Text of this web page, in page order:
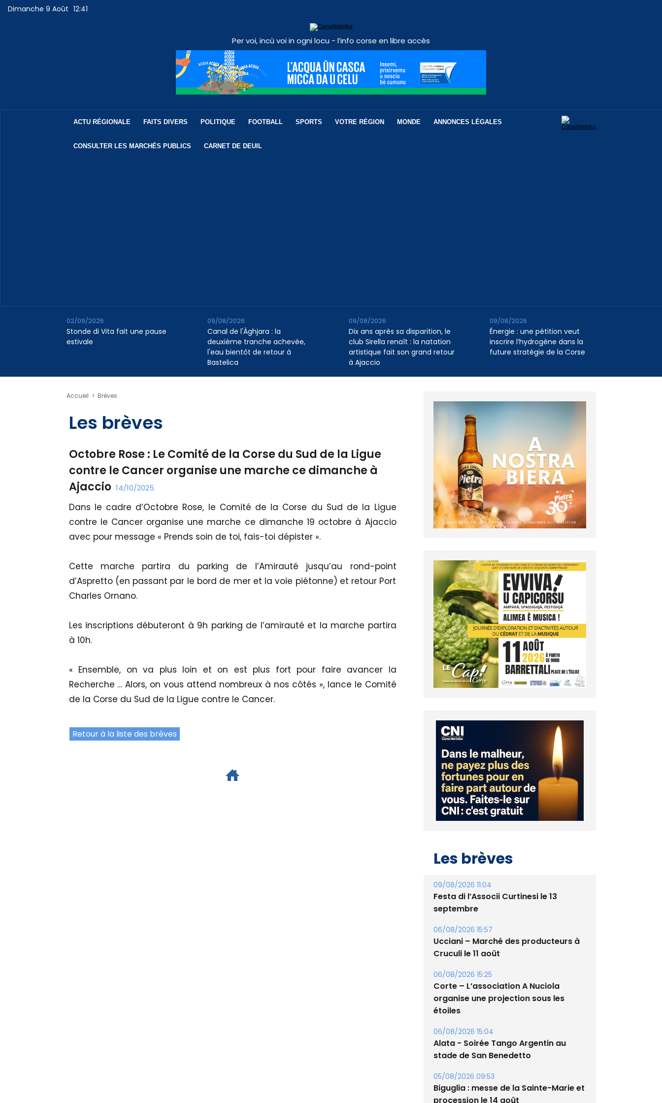
Dimanche 9 Août 12:41
Per voi, incù voi in ogni locu - l’info corse en libre accès
ACTU RÉGIONALE FAITS DIVERS POLITIQUE FOOTBALL SPORTS VOTRE RÉGION MONDE ANNONCES LÉGALES
CONSULTER LES MARCHÉS PUBLICS CARNET DE DEUIL
Stonde di Vita fait une pause
estivale
02/09/2026
Canal de l'Àghjara : la
deuxième tranche achevée,
l'eau bientôt de retour à
Bastelica
09/08/2026
Dix ans après sa disparition, le
club Sirella renaît : la natation
artistique fait son grand retour
à Ajaccio
09/08/2026
Énergie : une pétition veut
inscrire l’hydrogène dans la
future stratégie de la Corse
09/08/2026
Accueil > Brèves
Les brèves
Octobre Rose : Le Comité de la Corse du Sud de la Ligue
contre le Cancer organise une marche ce dimanche à
Ajaccio 14/10/2025
Dans le cadre d’Octobre Rose, le Comité de la Corse du Sud de la Ligue
contre le Cancer organise une marche ce dimanche 19 octobre à Ajaccio
avec pour message « Prends soin de toi, fais-toi dépister ».
Cette marche partira du parking de l’Amirauté jusqu’au rond-point
d’Aspretto (en passant par le bord de mer et la voie piétonne) et retour Port
Charles Ornano.
Les inscriptions débuteront à 9h parking de l’amirauté et la marche partira
à 10h.
« Ensemble, on va plus loin et on est plus fort pour faire avancer la
Recherche … Alors, on vous attend nombreux à nos côtés », lance le Comité
de la Corse du Sud de la Ligue contre le Cancer.
Retour à la liste des brèves
Les brèves
09/08/2026 11:04
septembre
06/08/2026 15:57
Cruculi le 11 août
06/08/2026 15:25
Corte – L’association A Nuciola
étoiles
06/08/2026 15:04
stade de San Benedetto
05/08/2026 09:53